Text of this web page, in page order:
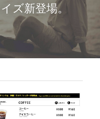
ズ新登場。